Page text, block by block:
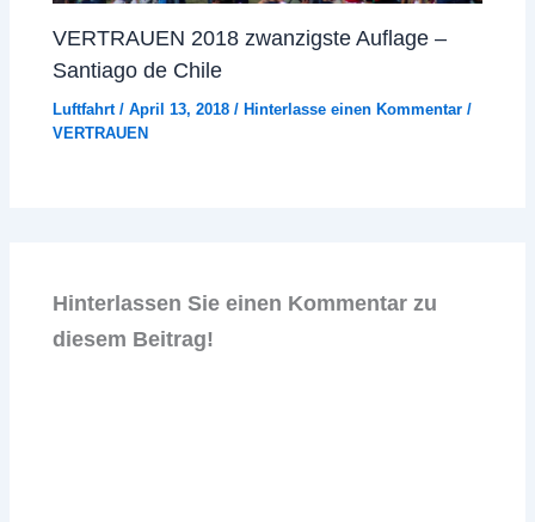
VERTRAUEN 2018 zwanzigste Auflage –
Santiago de Chile
Luftfahrt/April 13, 2018/ Hinterlasse einen Kommentar /
VERTRAUEN
Hinterlassen Sie einen Kommentar zu
diesem Beitrag!